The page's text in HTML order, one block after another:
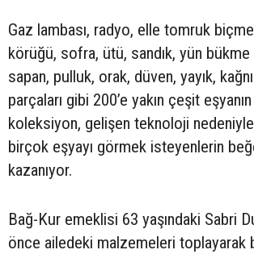
Gaz lambası, radyo, elle tomruk biçme
körüğü, sofra, ütü, sandık, yün bükme
sapan, pulluk, orak, düven, yayık,
parçaları gibi 200’e yakın çeşit eşyanın
koleksiyon, gelişen teknoloji nedeniyle
birçok eşyayı görmek isteyenlerin
kazanıyor.
Bağ-Kur emeklisi 63 yaşındaki Sabri
önce ailedeki malzemeleri toplayarak